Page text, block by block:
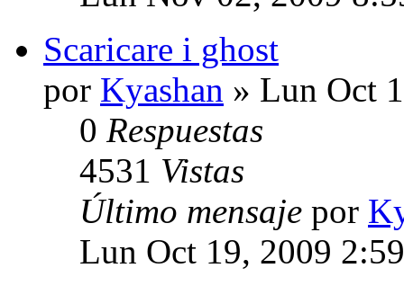
Scaricare i ghost
por Kyashan » Lun Oct
0 Respuestas
4531 Vistas
Último mensaje por
Lun Oct 19, 2009